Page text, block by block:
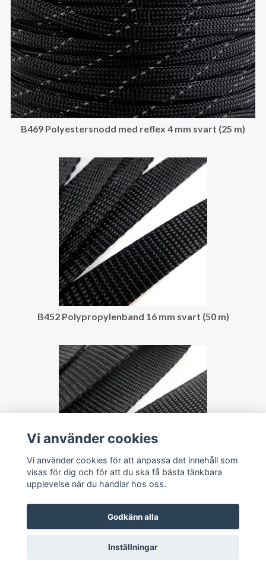
B469 Polyestersnodd med reflex 4 mm svart (25 m)
B452 Polypropylenband 16 mm svart (50 m)
B452 Polypropylenband 25 mm svart (50 m)
Vi använder cookies
Vi använder cookies för att anpassa det innehåll som
visas för dig och för att du ska få bästa tänkbara
upplevelse när du handlar hos oss.
Godkänn alla
Inställningar